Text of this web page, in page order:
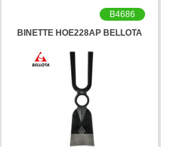
BINETTE HOE228AP BELLOTA
B4686